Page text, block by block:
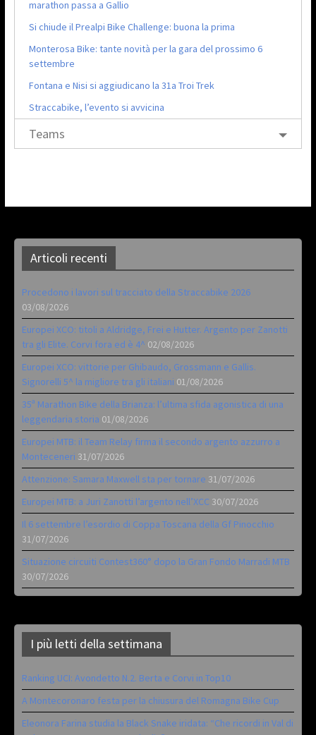
marathon passa a Gallio
Si chiude il Prealpi Bike Challenge: buona la prima
Monterosa Bike: tante novità per la gara del prossimo 6
settembre
Fontana e Nisi si aggiudicano la 31a Troi Trek
Straccabike, l’evento si avvicina
Teams
Articoli recenti
Procedono i lavori sul tracciato della Straccabike 2026
03/08/2026
Europei XCO: titoli a Aldridge, Frei e Hutter. Argento per Zanotti
tra gli Elite. Corvi fora ed è 4^ 02/08/2026
Europei XCO: vittorie per Ghibaudo, Grossmann e Gallis.
Signorelli 5^ la migliore tra gli italiani 01/08/2026
35ª Marathon Bike della Brianza: l’ultima sfida agonistica di una
leggendaria storia 01/08/2026
Europei MTB: il Team Relay firma il secondo argento azzurro a
Monteceneri 31/07/2026
Attenzione: Samara Maxwell sta per tornare 31/07/2026
Europei MTB: a Juri Zanotti l’argento nell’XCC 30/07/2026
Il 6 settembre l’esordio di Coppa Toscana della Gf Pinocchio
31/07/2026
Situazione circuiti Contest360° dopo la Gran Fondo Marradi MTB
30/07/2026
I più letti della settimana
Ranking UCI: Avondetto N.2. Berta e Corvi in Top10
A Montecoronaro festa per la chiusura del Romagna Bike Cup
Eleonora Farina studia la Black Snake iridata: “Che ricordi in Val di